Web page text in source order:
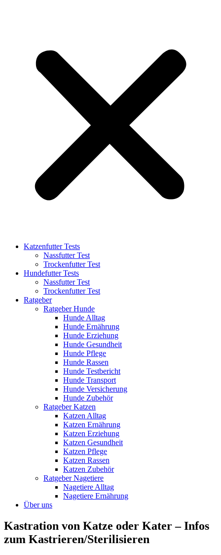
Katzenfutter Tests
Nassfutter Test
Trockenfutter Test
Hundefutter Tests
Nassfutter Test
Trockenfutter Test
Ratgeber
Ratgeber Hunde
Hunde Alltag
Hunde Ernährung
Hunde Erziehung
Hunde Gesundheit
Hunde Pflege
Hunde Rassen
Hunde Testbericht
Hunde Transport
Hunde Versicherung
Hunde Zubehör
Ratgeber Katzen
Katzen Alltag
Katzen Ernährung
Katzen Erziehung
Katzen Gesundheit
Katzen Pflege
Katzen Rassen
Katzen Zubehör
Ratgeber Nagetiere
Nagetiere Alltag
Nagetiere Ernährung
Über uns
Kastration von Katze oder Kater – Infos
zum Kastrieren/Sterilisieren